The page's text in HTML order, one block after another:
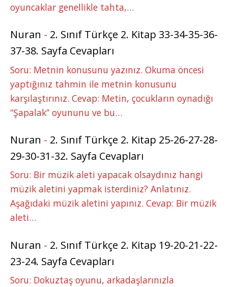
oyuncaklar genellikle tahta,…
Nuran - 2. Sınıf Türkçe 2. Kitap 33-34-35-36-
37-38. Sayfa Cevapları
Soru: Metnin konusunu yazınız. Okuma öncesi
yaptığınız tahmin ile metnin konusunu
karşılaştırınız. Cevap: Metin, çocukların oynadığı
“Şapalak” oyununu ve bu…
Nuran - 2. Sınıf Türkçe 2. Kitap 25-26-27-28-
29-30-31-32. Sayfa Cevapları
Soru: Bir müzik aleti yapacak olsaydınız hangi
müzik aletini yapmak isterdiniz? Anlatınız.
Aşağıdaki müzik aletini yapınız. Cevap: Bir müzik
aleti…
Nuran - 2. Sınıf Türkçe 2. Kitap 19-20-21-22-
23-24. Sayfa Cevapları
Soru: Dokuztaş oyunu, arkadaşlarınızla